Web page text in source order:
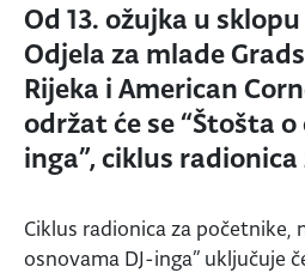
Od 13. ožujka u
Odjela za mlade
Rijeka i American
održat će se “Štošta
inga”, ciklus
Ciklus radionica za početnike,
osnovama DJ-inga” uključuje